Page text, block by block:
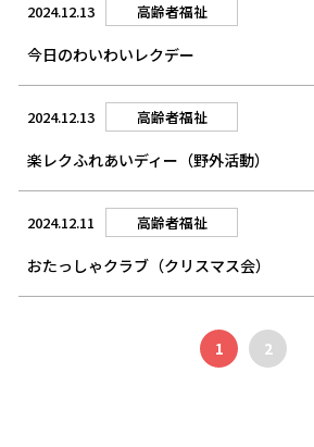
2024.12.13 高齢者福祉
今日のわいわいレクデー
2024.12.13 高齢者福祉
楽レクふれあいディー（野外活動）
2024.12.11 高齢者福祉
おたっしゃクラブ（クリスマス会）
1 2